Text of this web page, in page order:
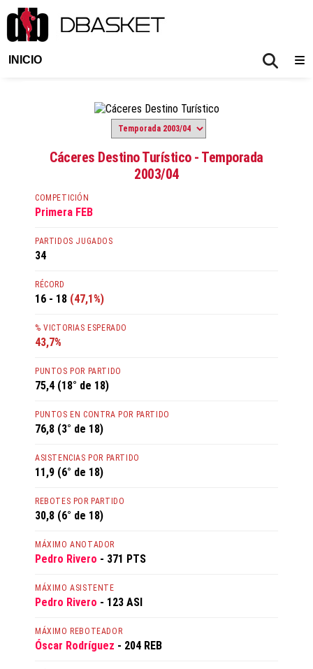
INICIO
Cáceres Destino Turístico - Temporada
2003/04
COMPETICIÓN
Primera FEB
PARTIDOS JUGADOS
34
RÉCORD
16 - 18 (47,1%)
% VICTORIAS ESPERADO
43,7%
PUNTOS POR PARTIDO
75,4 (18° de 18)
PUNTOS EN CONTRA POR PARTIDO
76,8 (3° de 18)
ASISTENCIAS POR PARTIDO
11,9 (6° de 18)
REBOTES POR PARTIDO
30,8 (6° de 18)
MÁXIMO ANOTADOR
Pedro Rivero - 371 PTS
MÁXIMO ASISTENTE
Pedro Rivero - 123 ASI
MÁXIMO REBOTEADOR
Óscar Rodríguez - 204 REB